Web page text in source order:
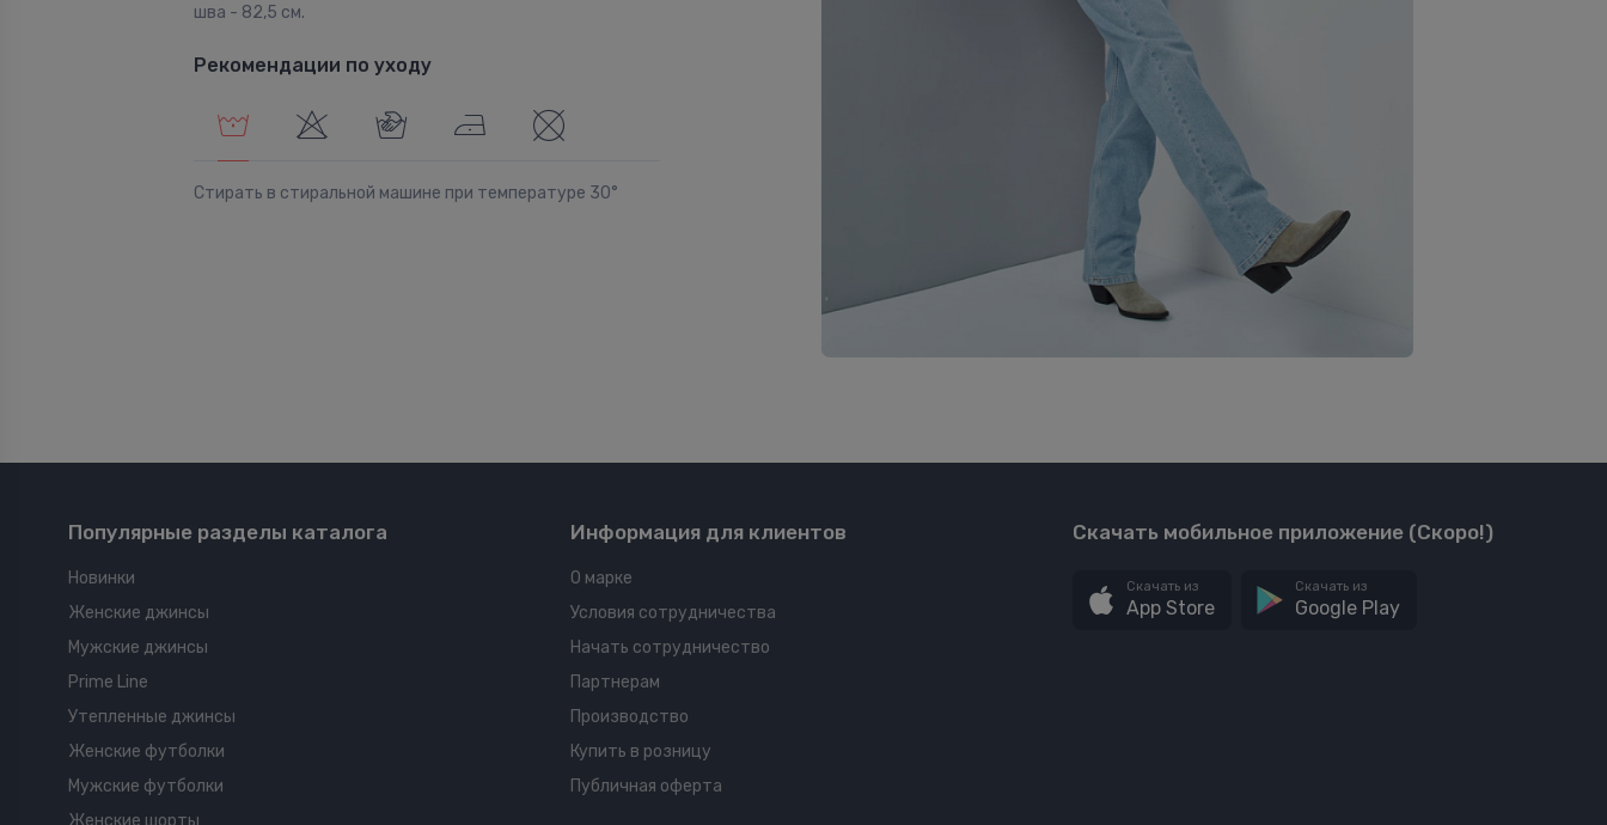
шва - 82,5 см.
Рекомендации по уходу
Стирать в стиральной машине при температуре 30°
Популярные разделы каталога
Новинки
Женские джинсы
Мужские джинсы
Prime Line
Утепленные джинсы
Женские футболки
Мужские футболки
Информация для клиентов
О марке
Условия сотрудничества
Начать сотрудничество
Партнерам
Производство
Купить в розницу
Публичная оферта
Скачать мобильное приложение (Скоро!)
Скачать из
App Store
Скачать из
Google Play